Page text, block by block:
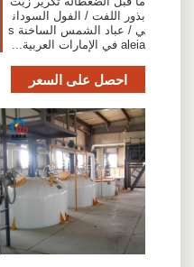
بذور اللفت / الفول السودان
ي / عباد الشمس الساخنة s
aleia في الإمارات العربية...
احصل على السعر